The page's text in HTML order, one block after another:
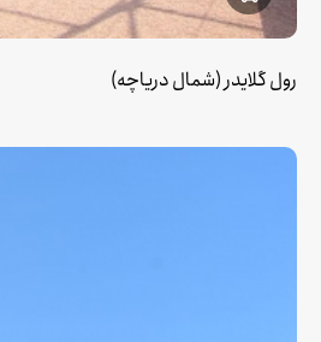
رول گلایدر (شمال دریاچه)